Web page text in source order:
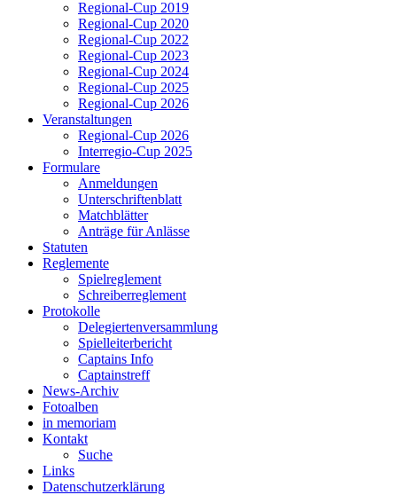
Regional-Cup 2019
Regional-Cup 2020
Regional-Cup 2022
Regional-Cup 2023
Regional-Cup 2024
Regional-Cup 2025
Regional-Cup 2026
Veranstaltungen
Regional-Cup 2026
Interregio-Cup 2025
Formulare
Anmeldungen
Unterschriftenblatt
Matchblätter
Anträge für Anlässe
Statuten
Reglemente
Spielreglement
Schreiberreglement
Protokolle
Delegiertenversammlung
Spielleiterbericht
Captains Info
Captainstreff
News-Archiv
Fotoalben
in memoriam
Kontakt
Suche
Links
Datenschutzerklärung